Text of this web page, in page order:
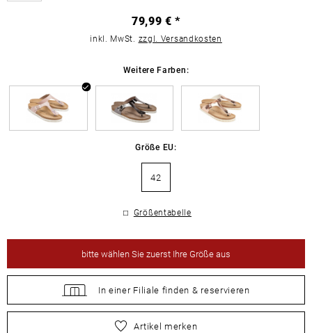
79,99 € *
inkl. MwSt. zzgl. Versandkosten
Weitere Farben:
Größe EU:
42
Größentabelle
bittewählen Sie zuerst Ihre Größe aus
In einer Filiale finden & reservieren
wählen Sie zuerst Ihre Größe aus
Artikel merken